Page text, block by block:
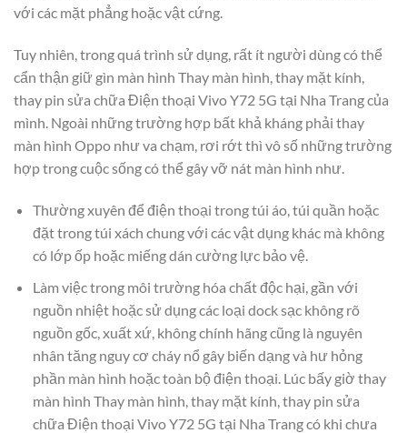
với các mặt phẳng hoặc vật cứng.
Tuy nhiên, trong quá trình sử dụng, rất ít người dùng có thể
cẩn thận giữ gìn màn hình Thay màn hình, thay mặt kính,
thay pin sửa chữa Điện thoại Vivo Y72 5G tại Nha Trang của
mình. Ngoài những trường hợp bất khả kháng phải thay
màn hình Oppo như va chạm, rơi rớt thì vô số những trường
hợp trong cuộc sống có thể gây vỡ nát màn hình như.
Thường xuyên để điện thoại trong túi áo, túi quần hoặc
đặt trong túi xách chung với các vật dụng khác mà không
có lớp ốp hoặc miếng dán cường lực bảo vệ.
Làm việc trong môi trường hóa chất độc hại, gần với
nguồn nhiệt hoặc sử dụng các loại dock sạc không rõ
nguồn gốc, xuất xứ, không chính hãng cũng là nguyên
nhân tăng nguy cơ cháy nổ gây biến dạng và hư hỏng
phần màn hình hoặc toàn bộ điện thoại. Lúc bấy giờ thay
màn hình Thay màn hình, thay mặt kính, thay pin sửa
chữa Điện thoại Vivo Y72 5G tại Nha Trang có khi chưa